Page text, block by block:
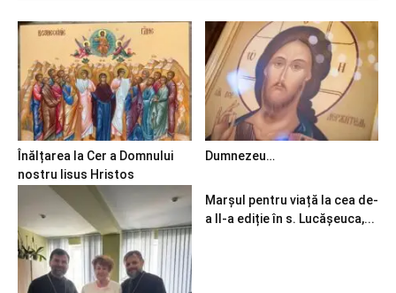
Înălțarea la Cer a Domnului
nostru Iisus Hristos
Dumnezeu…
Marșul pentru viață la cea de-
a II-a ediție în s. Lucășeuca,...